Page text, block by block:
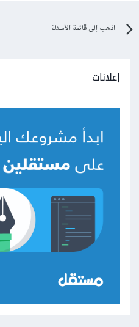
اذهب إلى قائمة الأسئلة
إعلانات